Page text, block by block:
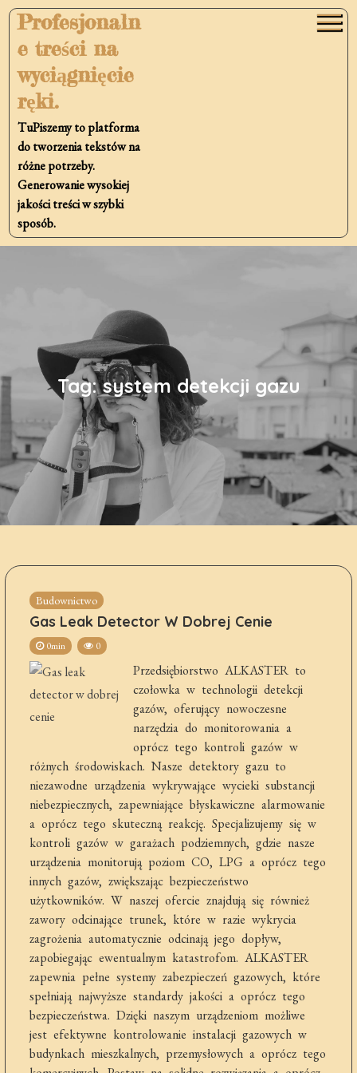
Skip
content
Profesjonaln
e treści na
wyciągnięcie
ręki.
TuPiszemy to platforma
do tworzenia tekstów na
różne potrzeby.
Generowanie wysokiej
jakości treści w szybki
sposób.
Tag:system detekcji gazu
Budownictwo
Gas Leak Detector W Dobrej Cenie
0min 0
Przedsiębiorstwo ALKASTER to
czołowka w technologii detekcji
gazów, oferujący nowoczesne
narzędzia do monitorowania a
oprócz tego kontroli gazów w
różnych środowiskach. Nasze detektory gazu to
niezawodne urządzenia wykrywające wycieki substancji
niebezpiecznych, zapewniające błyskawiczne alarmowanie
a oprócz tego skuteczną reakcję. Specjalizujemy się w
kontroli gazów w garażach podziemnych, gdzie nasze
urządzenia monitorują poziom CO, LPG a oprócz tego
innych gazów, zwiększając bezpieczeństwo
użytkowników. W naszej ofercie znajdują się również
zawory odcinające trunek, które w razie wykrycia
zagrożenia automatycznie odcinają jego dopływ,
zapobiegając ewentualnym katastrofom. ALKASTER
zapewnia pełne systemy zabezpieczeń gazowych, które
spełniają najwyższe standardy jakości a oprócz tego
bezpieczeństwa. Dzięki naszym urządzeniom możliwe
jest efektywne kontrolowanie instalacji gazowych w
budynkach mieszkalnych, przemysłowych a oprócz tego